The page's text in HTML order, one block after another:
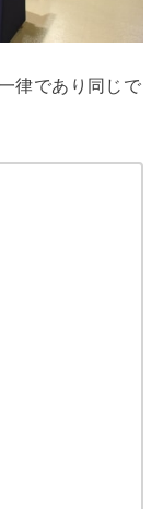
律であり同じで